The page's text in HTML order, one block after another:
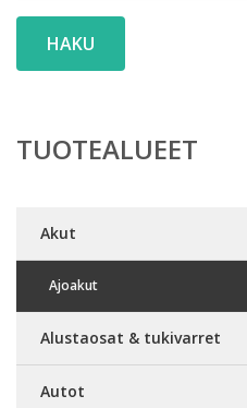
HAKU
TUOTEALUEET
Akut
Ajoakut
Alustaosat & tukivarret
Autot